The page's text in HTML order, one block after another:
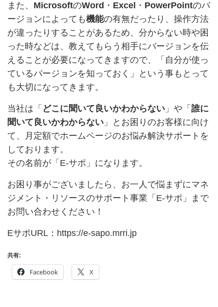
また、 MicrosoftのWord ・ Excel ・ PowerPointのバ
ージョンによっても機能の有無だったり、操作方法
が違ったりすることがあるため、分からない時や困
った時などは、教えてもらう相手にバージョンを伝
えることが必要になってきますので、「自分が使っ
ているバージョンを知っておく」という事もとって
も大切になってきます。
当社は「 どこに聞いて良いかわからない 」や「 誰に
聞いて良いかわからない 」とお困りのお客様に向け
て、月定額でホームページのお悩み解決サポートを
しております。
その名前が「E-サポ」になります。
お困り事がございましたら、お一人で悩まずにマネ
ジメント・リソースのサポート事業「E-サポ」まで
お問い合わせください！
EサポURL：https://e-sapo.mrri.jp
共有:
Facebook X